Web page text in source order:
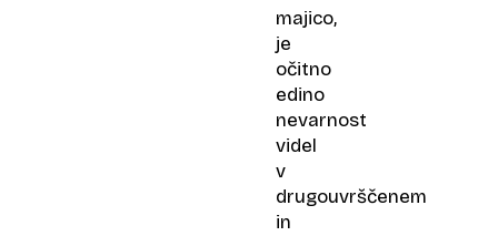
majico,
je
očitno
edino
nevarnost
videl
v
drugouvrščenem
in